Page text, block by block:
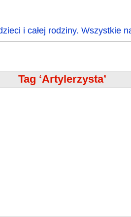
i całej rodziny. Wszystkie
Tag ‘Artylerzysta’